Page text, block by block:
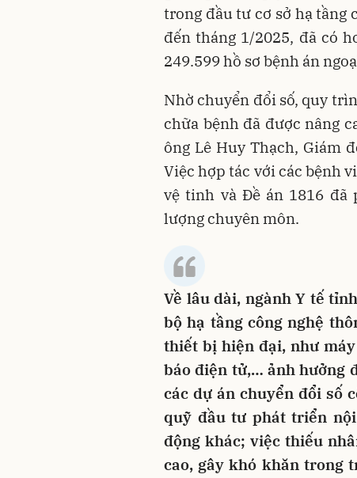
trong đầu tư cơ sở hạ
đến tháng 1/2025, đã có
249.599 hồ sơ bệnh án
Nhờ chuyển đổi số, quy
chữa bệnh đã được nâng
ông Lê Huy Thạch, Giám
Việc hợp tác với các bệnh
vệ tinh và Đề án 1816 đã
lượng chuyên môn.
Về lâu dài, ngành Y tế
bộ hạ tầng công nghệ
thiết bị hiện đại, như
báo điện tử,… ảnh hưởng
các dự án chuyển đổi số
quỹ đầu tư phát triển
động khác; việc thiếu
cao, gây khó khăn trong